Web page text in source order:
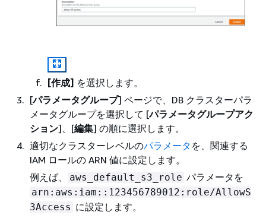
[作成] を選択します。
[パラメータグループ] ページで、DB クラスターパラ
メータグループを選択して [パラメータグループアク
ション]、[編集] の順に選択します。
適切なクラスターレベルのパラメータ を、関連する
IAM ロールの ARN 値に設定します。
例えば、
aws_default_s3_role パラメータを
arn:aws:iam::123456789012:role/AllowS
3Access に設定します。